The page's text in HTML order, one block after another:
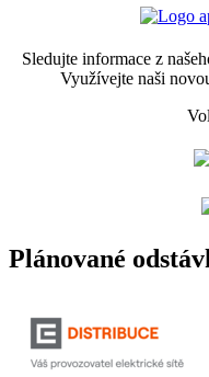
Sledujte informace z
Využívejte naši
Plánované